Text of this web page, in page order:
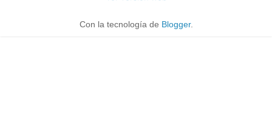
Con la tecnología de Blogger.